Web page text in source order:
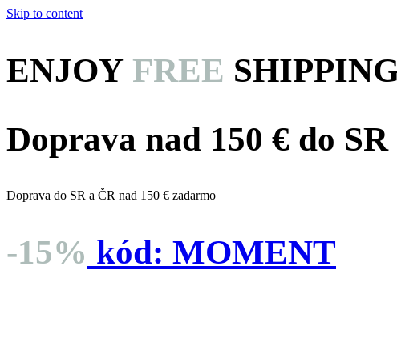
Skip to content
ENJOY FREE
Doprava nad 150 € do
Doprava do SR a ČR nad 150 € zadarmo
-15% kód: MOMENT